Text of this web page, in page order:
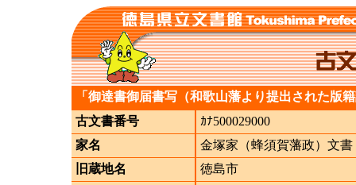
「御達書御届書写（和歌山藩より提出された版
古文書番号
ｶﾅ500029000
家名
金塚家（蜂須賀藩政）文書
旧蔵地名
徳島市